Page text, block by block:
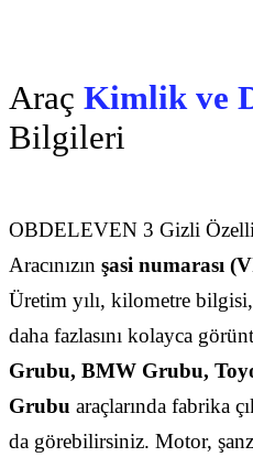
Araç Kimlik ve
Bilgileri
OBDELEVEN 3 Gizli
Aracınızın şasi numarası
Üretim yılı, kilometre
daha fazlasını kolayca
Grubu, BMW Grubu,
Grubu araçlarında fabrika
da görebilirsiniz. Motor,